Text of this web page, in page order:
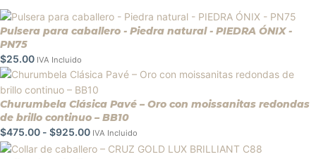
Pulsera para caballero - Piedra natural - PIEDRA ÓNIX -
PN75
$25.00 IVA Incluido
Churumbela Clásica Pavé – Oro con moissanitas redondas
de brillo continuo – BB10
$475.00 - $925.00 IVA Incluido